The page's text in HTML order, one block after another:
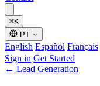
⌘K
PT
English Español Français
Sign in Get Started
← Lead Generation